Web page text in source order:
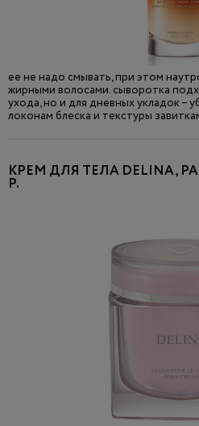
ее не надо смывать, при этом
жирными волосами. сыворотка
ухода, но и для дневных укладок –
локонам блеска и текстуры
КРЕМ ДЛЯ ТЕЛА DELINA,
Р.